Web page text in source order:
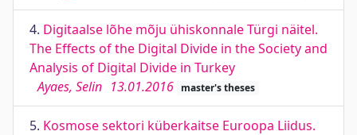
4. Digitaalse lõhe mõju ühiskonnale Türgi näitel.
The Effects of the Digital Divide in the Society and
Analysis of Digital Divide in Turkey
Ayaes, Selin 13.01.2016 master's theses
5. Kosmose sektori küberkaitse Euroopa Liidus.